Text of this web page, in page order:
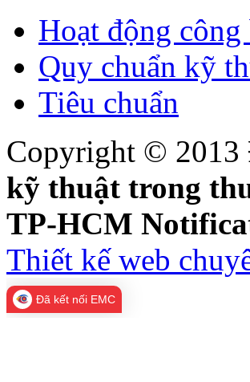
Hoạt động công
Quy chuẩn kỹ
Tiêu chuẩn
Copyright © 2013
kỹ thuật trong
TP-HCM
Thiết kế web
Đã kết nối EMC